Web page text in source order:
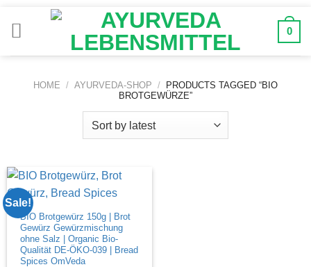
Inhalt
0
HOME / AYURVEDA-SHOP /
PRODUCTS TAGGED “BIO
BROTGEWÜRZE”
Sale!
BIO Brotgewürz 150g | Brot
Gewürz Gewürzmischung
ohne Salz | Organic Bio-
Qualität DE-ÖKO-039 | Bread
Spices OmVeda